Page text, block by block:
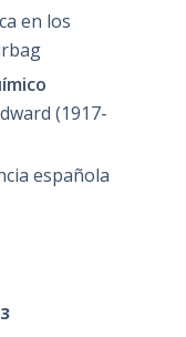
en los
(1917-
española